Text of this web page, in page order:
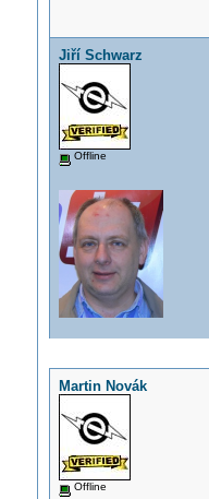
Jiří Schwarz
Offline
Martin Novák
Offline